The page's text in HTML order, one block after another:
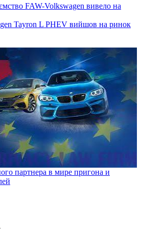
Tayron L PHEV вийшов на ринок
партнера в мире пригона и